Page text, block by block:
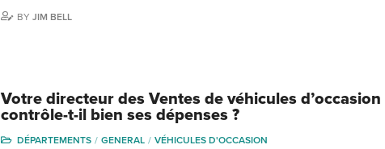
BYJIM BELL
Votre directeur des Ventes de véhicules d’occasion
contrôle-t-il bien ses dépenses ?
DÉPARTEMENTS GENERAL VÉHICULES D'OCCASION